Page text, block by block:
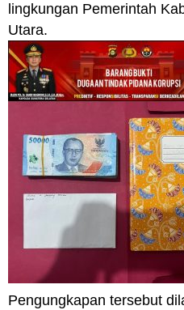
lingkungan Pemerintah
Utara.
Pengungkapan tersebut